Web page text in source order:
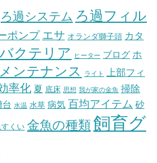
ろ過システム ろ過フィル
ポンプ エサ オランダ獅子頭 カタ
バクテリア ヒーター ブログ ホ
メンテナンス ライト
上部フィ
率化 夏 底床 思想 我が家の金魚 掃除
台 水温 水草 病気 百均アイテム 砂
くい 金魚の種類飼育グ